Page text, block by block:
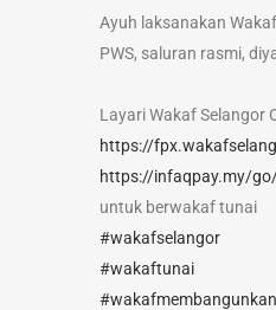
Ayuh laksanakan
PWS, saluran rasmi,
Layari Wakaf Selangor
https://
https://infaqpay.my/
untuk berwakaf tunai
#wakafselangor
#wakaftunai